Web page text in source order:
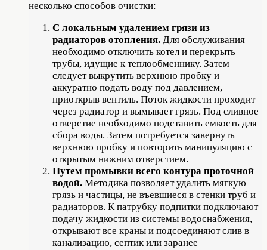
несколько способов очистки:
С локальным удалением грязи из
радиаторов отопления. Для обслуживания
необходимо отключить котел и перекрыть
трубы, идущие к теплообменнику. Затем
следует выкрутить верхнюю пробку и
аккуратно подать воду под давлением,
приоткрыв вентиль. Поток жидкости проходит
через радиатор и вымывает грязь. Под сливное
отверстие необходимо подставить емкость для
сбора воды. Затем потребуется завернуть
верхнюю пробку и повторить манипуляцию с
открытым нижним отверстием.
Путем промывки всего контура проточной
водой. Методика позволяет удалить мягкую
грязь и частицы, не въевшиеся в стенки труб и
радиаторов. К патрубку подпитки подключают
подачу жидкости из системы водоснабжения,
открывают все краны и подсоединяют слив в
канализацию, септик или заранее